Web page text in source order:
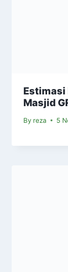
Estimasi
Masjid
By reza 5